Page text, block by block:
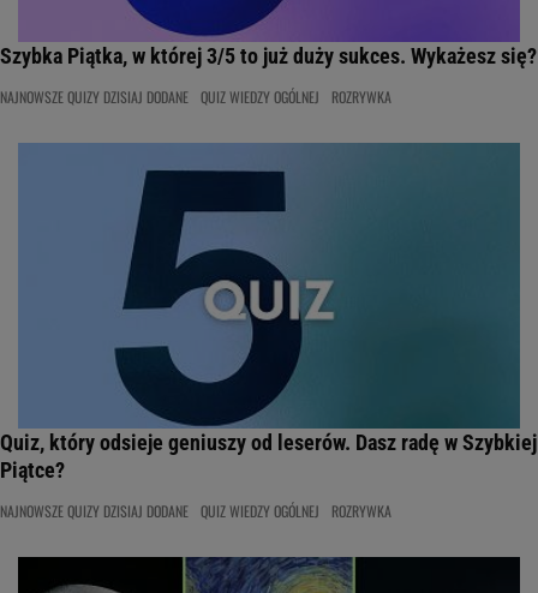
Szybka Piątka, w której 3/5 to już duży sukces. Wykażesz się?
NAJNOWSZE QUIZY DZISIAJ DODANE QUIZ WIEDZY OGÓLNEJ ROZRYWKA
Quiz, który odsieje geniuszy od leserów. Dasz radę w Szybkiej
Piątce?
NAJNOWSZE QUIZY DZISIAJ DODANE QUIZ WIEDZY OGÓLNEJ ROZRYWKA